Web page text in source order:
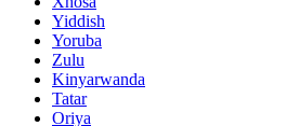
Yiddish
Yoruba
Zulu
Kinyarwanda
Tatar
Oriya